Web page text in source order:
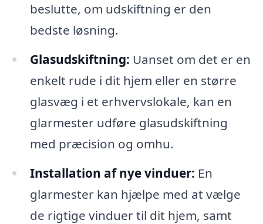
beslutte, om udskiftning er den
bedste løsning.
Glasudskiftning: Uanset om det er en
enkelt rude i dit hjem eller en større
glasvæg i et erhvervslokale, kan en
glarmester udføre glasudskiftning
med præcision og omhu.
Installation af nye vinduer: En
glarmester kan hjælpe med at vælge
de rigtige vinduer til dit hjem, samt